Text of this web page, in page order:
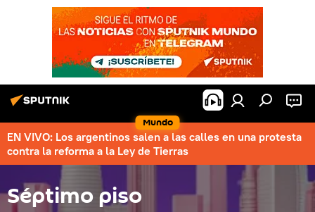
Mundo
EN VIVO: Los argentinos salen a las calles en una protesta
contra la reforma a la Ley de Tierras
Séptimo piso